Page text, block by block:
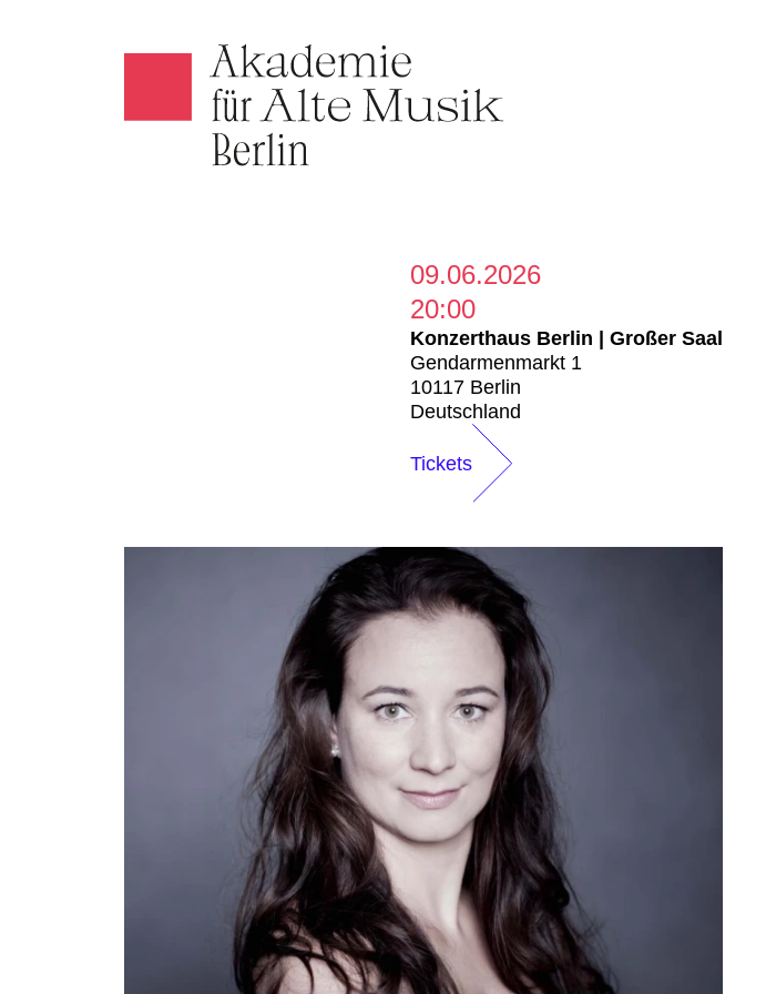
Akamus
09.06.2026
20:00
Konzerthaus Berlin | Großer Saal
Gendarmenmarkt 1
10117 Berlin
Deutschland
Tickets